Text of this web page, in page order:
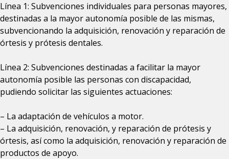
Línea 1: Subvenciones individuales para personas mayores,
destinadas a la mayor autonomía posible de las mismas,
subvencionando la adquisición, renovación y reparación de
órtesis y prótesis dentales.
Línea 2: Subvenciones destinadas a facilitar la mayor
autonomía posible las personas con discapacidad,
pudiendo solicitar las siguientes actuaciones:
– La adaptación de vehículos a motor.
– La adquisición, renovación, y reparación de prótesis y
órtesis, así como la adquisición, renovación y reparación de
productos de apoyo.